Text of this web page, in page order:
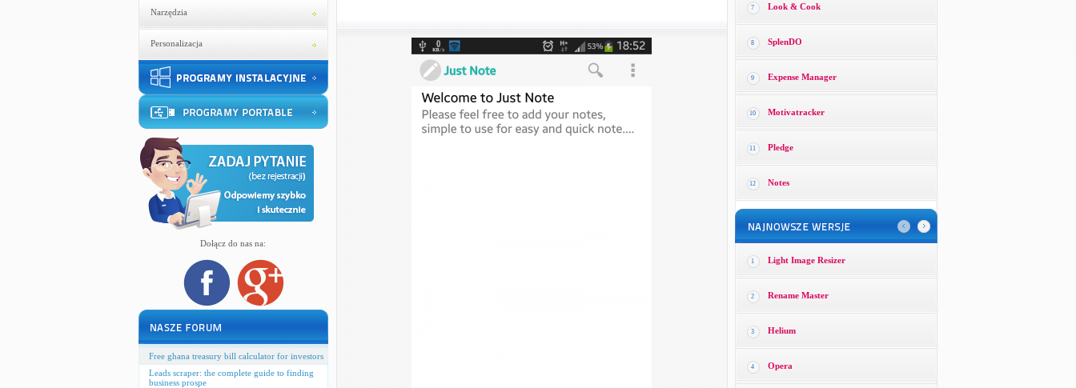
Narzędzia
Personalizacja
Dołącz do nas na:
Free ghana treasury bill calculator for investors
Leads scraper: the complete guide to finding
business prospe
7 Look & Cook
8 SplenDO
9 Expense Manager
10 Motivatracker
11 Pledge
12 Notes
1 Light Image Resizer
2 Rename Master
3 Helium
4 Opera